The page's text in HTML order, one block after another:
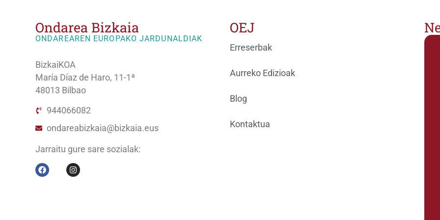
Ondarea Bizkaia
ONDAREAREN EUROPAKO JARDUNALDIAK
BizkaiKOA
María Díaz de Haro, 11-1ª
48013 Bilbao
944066082
ondareabizkaia@bizkaia.eus
Jarraitu gure sare sozialak:
OEJ
Erreserbak
Aurreko Edizioak
Blog
Kontaktua